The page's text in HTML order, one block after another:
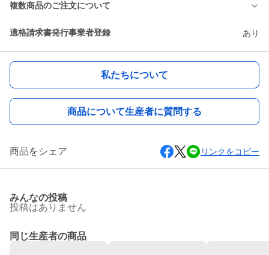
複数商品のご注文について
適格請求書発行事業者登録 あり
私たちについて
商品について生産者に質問する
商品をシェア リンクをコピー
みんなの投稿
投稿はありません
同じ生産者の商品